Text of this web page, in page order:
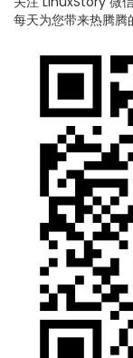
每天为您带来热腾腾